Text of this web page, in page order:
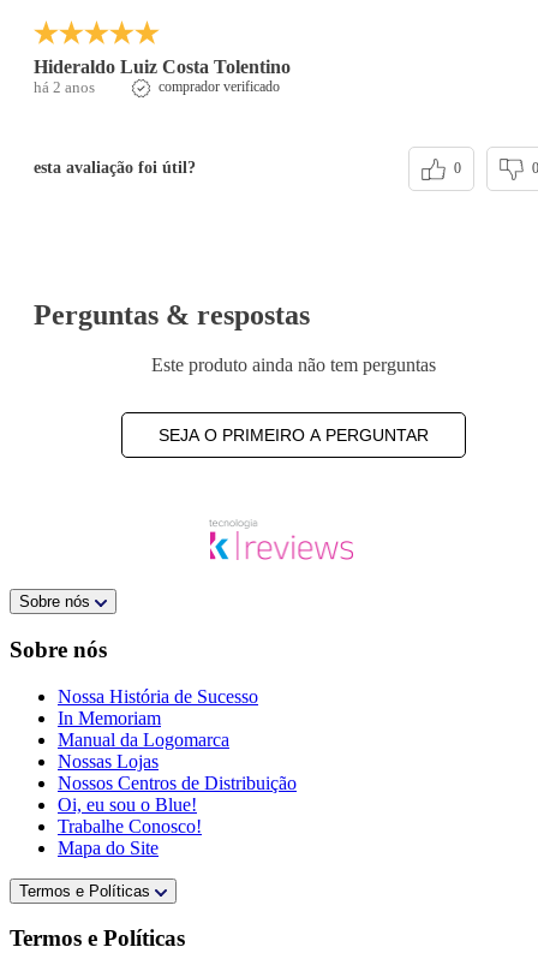
Hideraldo Luiz Costa Tolentino
há 2 anos comprador verificado
esta avaliação foi útil? 0 0
Perguntas & respostas
Este produto ainda não tem perguntas
SEJA O PRIMEIRO A PERGUNTAR
Sobre nós
Sobre nós
Nossa História de Sucesso
In Memoriam
Manual da Logomarca
Nossas Lojas
Nossos Centros de Distribuição
Oi, eu sou o Blue!
Trabalhe Conosco!
Mapa do Site
Termos e Políticas
Termos e Políticas